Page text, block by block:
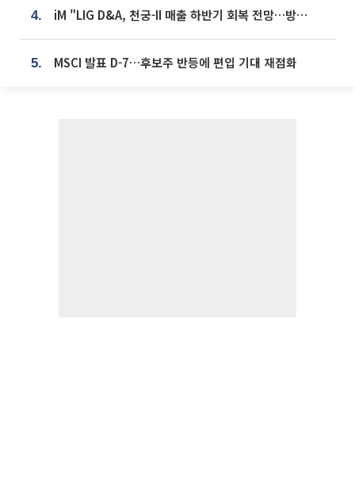
4. iM "LIG D&A, 천궁-II 매출 하반기 회복 전망…방산 톱픽 유지"
5. MSCI 발표 D-7…후보주 반등에 편입 기대 재점화